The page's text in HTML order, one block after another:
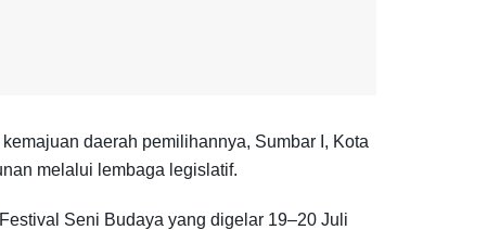
daerah pemilihannya, Sumbar I, Kota
melalui lembaga legislatif.
Seni Budaya yang digelar 19–20 Juli